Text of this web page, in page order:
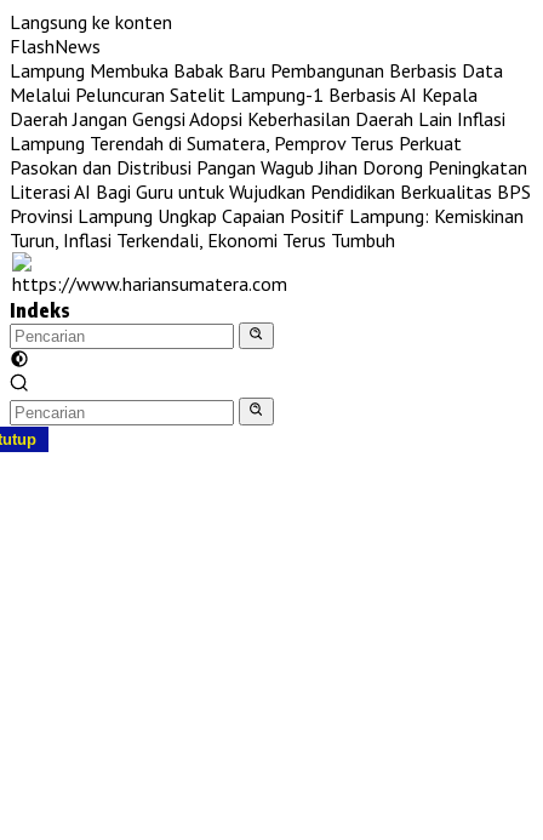
Langsung ke konten
FlashNews
Lampung Membuka Babak Baru Pembangunan Berbasis Data
Melalui Peluncuran Satelit Lampung-1 Berbasis AI Kepala
Daerah Jangan Gengsi Adopsi Keberhasilan Daerah Lain Inflasi
Lampung Terendah di Sumatera, Pemprov Terus Perkuat
Pasokan dan Distribusi Pangan Wagub Jihan Dorong Peningkatan
Literasi AI Bagi Guru untuk Wujudkan Pendidikan Berkualitas BPS
Provinsi Lampung Ungkap Capaian Positif Lampung: Kemiskinan
Turun, Inflasi Terkendali, Ekonomi Terus Tumbuh
Indeks